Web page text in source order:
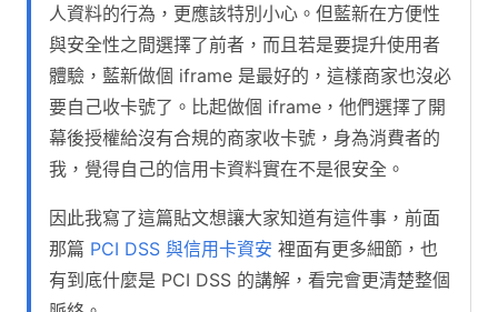
人資料的行為，更應該特別小心。但藍新在方便性
與安全性之間選擇了前者，而且若是要提升使用者
體驗，藍新做個 iframe 是最好的，這樣商家也沒必
要自己收卡號了。比起做個 iframe，他們選擇了開
幕後授權給沒有合規的商家收卡號，身為消費者的
我，覺得自己的信用卡資料實在不是很安全。
因此我寫了這篇貼文想讓大家知道有這件事，前面
那篇 PCI DSS 與信用卡資安 裡面有更多細節，也
有到底什麼是 PCI DSS 的講解，看完會更清楚整個